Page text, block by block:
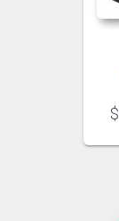
$